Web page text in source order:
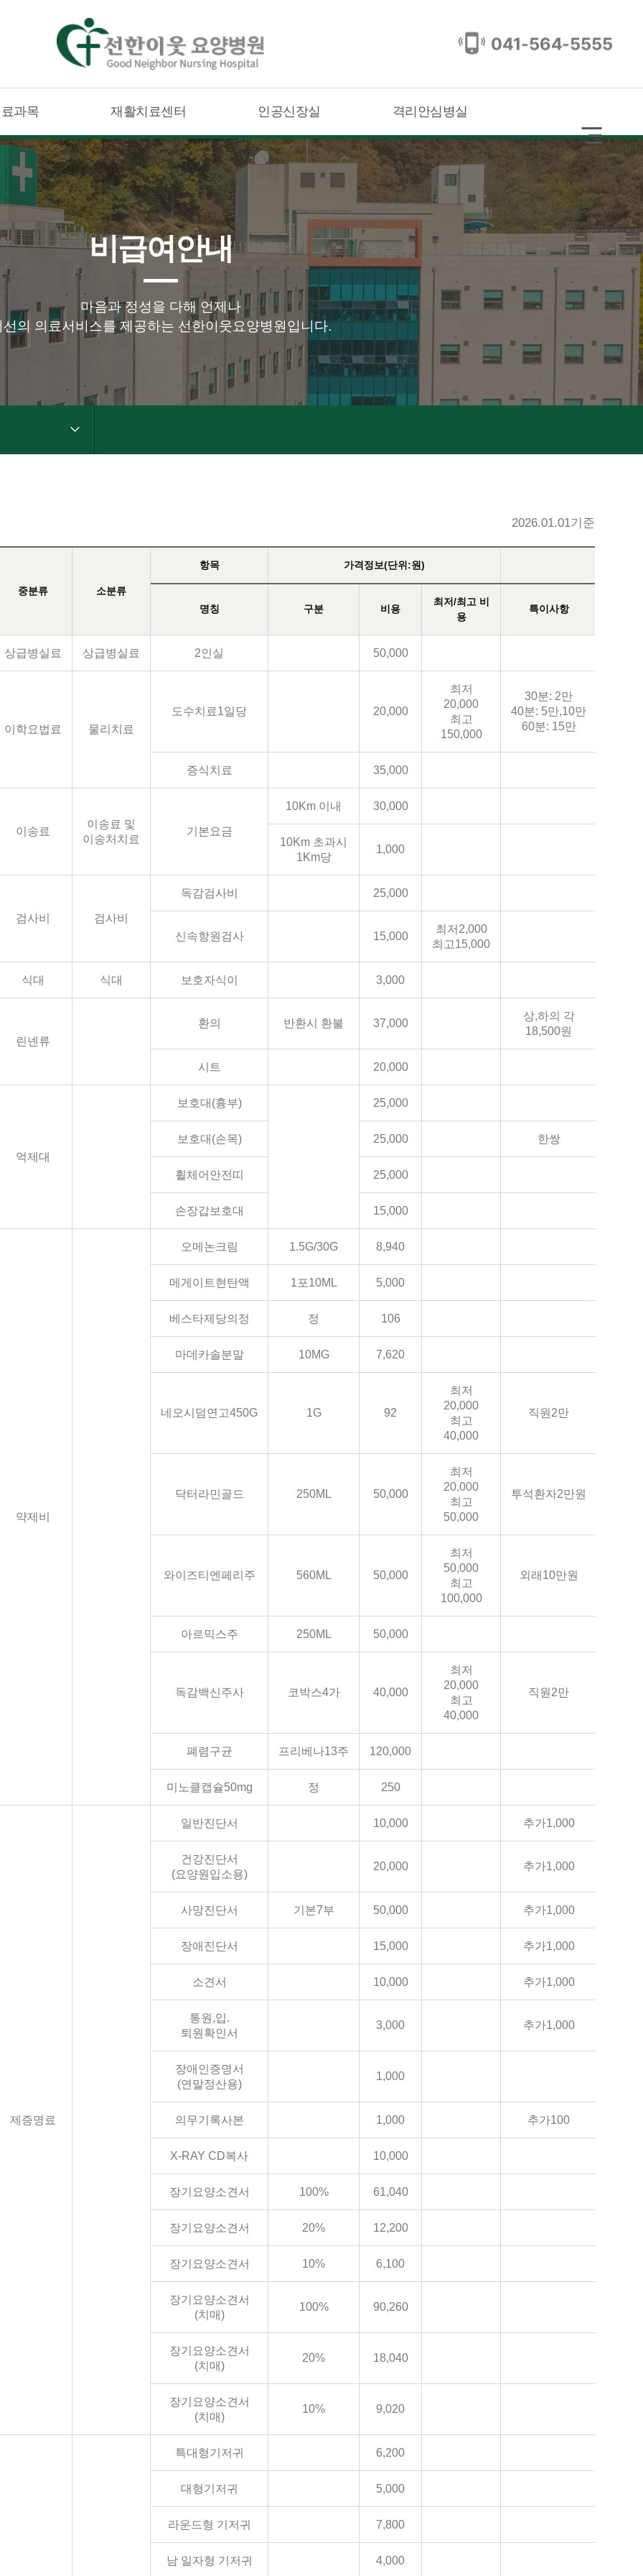
과목 재활치료센터 인공신장실 격리안심병실
비급여안내
마음과 정성을 다해 언제나
선의 의료서비스를 제공하는 선한이웃요양병원입니다.
2026.01.01기준
중분류 소분류
항목 가격정보(단위:원)
명칭 구분 비용
최저/최고 비
용
특이사항
상급병실료 상급병실료 2인실 50,000
이학요법료 물리치료
도수치료1일당 20,000
최저
20,000
최고
150,000
30분: 2만
40분: 5만,10만
60분: 15만
증식치료 35,000
이송료
이송료 및
이송처치료
기본요금
10Km 이내 30,000
10Km 초과시
1Km당
1,000
검사비 검사비
독감검사비 25,000
신속항원검사 15,000
최저2,000
최고15,000
식대 식대 보호자식이 3,000
린넨류
환의 반환시 환불 37,000
상,하의 각
18,500원
시트 20,000
억제대
보호대(흉부) 25,000
보호대(손목) 25,000 한쌍
휠체어안전띠 25,000
손장갑보호대 15,000
약제비
오메논크림 1.5G/30G 8,940
메게이트현탄액 1포10ML 5,000
베스타제당의정 정 106
마데카솔분말 10MG 7,620
네오시덤연고450G 1G 92
최저
20,000
최고
40,000
직원2만
닥터라민골드 250ML 50,000
최저
20,000
최고
50,000
투석환자2만원
와이즈티엔페리주 560ML 50,000
최저
50,000
최고
100,000
외래10만원
아르믹스주 250ML 50,000
독감백신주사 코박스4가 40,000
최저
20,000
최고
40,000
직원2만
폐렴구균 프리베나13주 120,000
미노클캡슐50mg 정 250
제증명료
일반진단서 10,000 추가1,000
건강진단서
(요양원입소용)
20,000 추가1,000
사망진단서 기본7부 50,000 추가1,000
장애진단서 15,000 추가1,000
소견서 10,000 추가1,000
통원,입.
퇴원확인서
3,000 추가1,000
장애인증명서
(연말정산용)
1,000
의무기록사본 1,000 추가100
X-RAY CD복사 10,000
장기요양소견서 100% 61,040
장기요양소견서 20% 12,200
장기요양소견서 10% 6,100
장기요양소견서
(치매)
100% 90,260
장기요양소견서
(치매)
20% 18,040
장기요양소견서
(치매)
10% 9,020
특대형기저귀 6,200
대형기저귀 5,000
라운드형 기저귀 7,800
남 일자형 기저귀 4,000